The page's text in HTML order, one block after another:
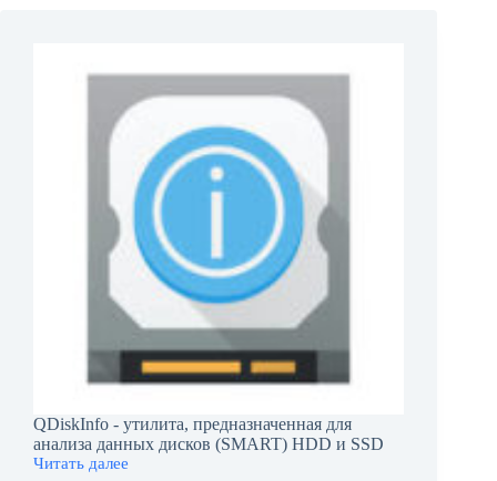
QDiskInfo - утилита, предназначенная для
анализа данных дисков (SMART) HDD и SSD
Читать далее
QDiskInfo